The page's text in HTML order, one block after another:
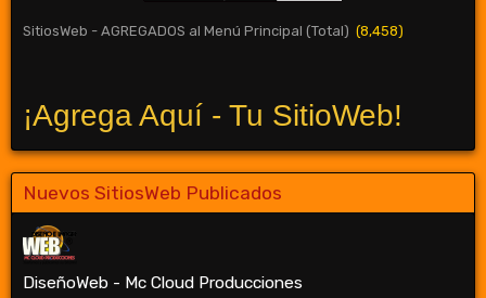
SitiosWeb - AGREGADOS al Menú Principal (Total) (8,458)
¡Agrega Aquí - Tu SitioWeb!
Nuevos SitiosWeb Publicados
DiseñoWeb - Mc Cloud Producciones